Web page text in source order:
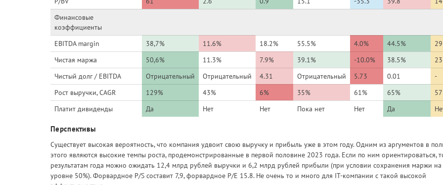
Финансовые
коэффициенты
EBITDA margin
38,7% 11.6% 18.2% 55.5% 4.0% 44.5%
Чистая маржа
50,6% 11.3% 7.9% 39.1% -10.0% 38.5%
Чистый долг / EBITDA
Отрицательный Отрицательный 4.31 Отрицательный 5.73 0.01
-
Рост выручки, CAGR
129% 43% 6% 35% 61% 65%
Платит дивиденды
Да Нет Нет Пока нет Нет Да
Перспективы
Существует высокая вероятность, что компания удвоит свою выручку и прибыль уже в этом году. Одним из аргументов в
этого являются высокие темпы роста, продемонстрированные в первой половине 2023 года. Если по ним ориентироваться,
результатам года можно ожидать 12,4 млрд рублей выручки и 6,2 млрд рублей прибыли (при условии сохранения маржи на
уровне 50%). Форвардное P/S составит 7,9, форвардное P/E 15.8. Не очень то и много для IT-компании с такой высокой